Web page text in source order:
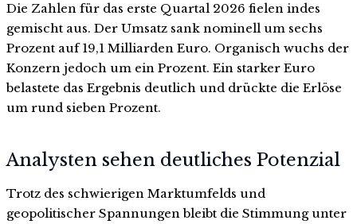
Die Zahlen für das erste Quartal 2026 fielen indes
gemischt aus. Der Umsatz sank nominell um sechs
Prozent auf 19,1 Milliarden Euro. Organisch wuchs der
Konzern jedoch um ein Prozent. Ein starker Euro
belastete das Ergebnis deutlich und drückte die Erlöse
um rund sieben Prozent.
Analysten sehen deutliches Potenzial
Trotz des schwierigen Marktumfelds und
geopolitischer Spannungen bleibt die Stimmung unter